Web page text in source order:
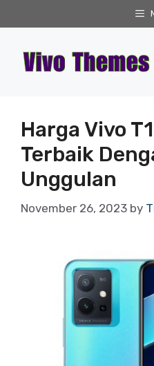
to
Harga Vivo
Terbaik
Unggulan
November 26, 2023 by